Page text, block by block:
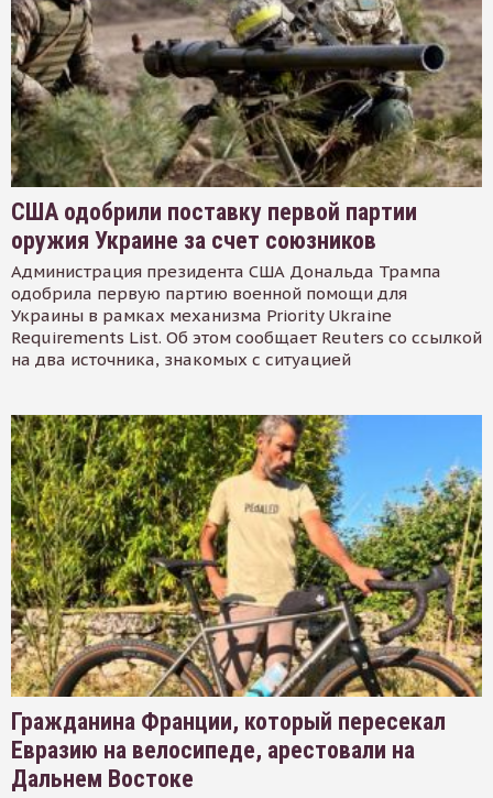
США одобрили поставку первой партии
оружия Украине за счет союзников
Администрация президента США Дональда Трампа
одобрила первую партию военной помощи для
Украины в рамках механизма Priority Ukraine
Requirements List. Об этом сообщает Reuters со ссылкой
на два источника, знакомых с ситуацией
Гражданина Франции, который пересекал
Евразию на велосипеде, арестовали на
Дальнем Востоке